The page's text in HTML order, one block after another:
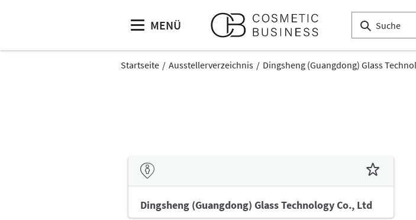
MENÜ
Startseite Ausstellerverzeichnis Dingsheng (Guangdong) Glass
Dingsheng (Guangdong) Glass Technology Co., Ltd